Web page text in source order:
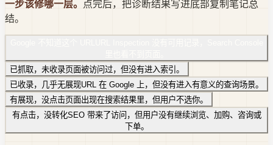
一步该修哪一层。
点完后，把诊断结果写进底部复制笔记总
结。
已抓取，未收录页面被访问过，但没有进入索引。
已收录，几乎无展现URL 在 Google 上，但没有进入有意义的查询场景。
有展现，没点击页面出现在搜索结果里，但用户不选你。
有点击，没转化SEO 带来了访问，但用户没有继续浏览、加购、咨询或
下单。